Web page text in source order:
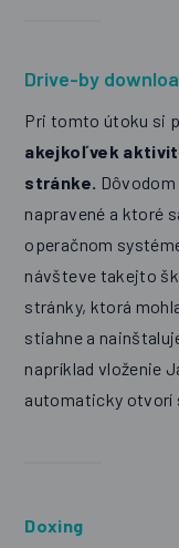
Drive-by
Pri tomto útoku si
akejkoľvek
stránke.
napravené a ktoré
operačnom
návšteve takejto
stránky, ktorá
stiahne a
napríklad vloženie
automaticky otvorí
Doxing